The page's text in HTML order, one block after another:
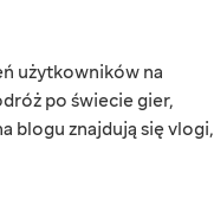
użytkowników na
po świecie gier,
blogu znajdują się vlogi,